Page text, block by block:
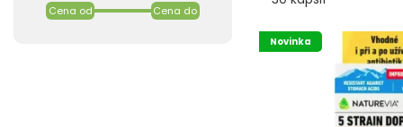
Novinka
Cena od Cena do